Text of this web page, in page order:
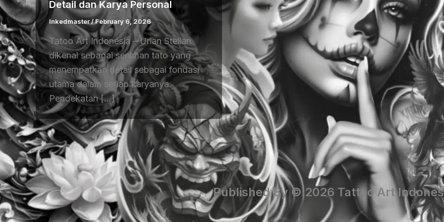
Detail dan Karya Personal
Inkedmaster/February 6, 2026
Tatoo Art Indonesia – Urian Stelian
dikenal sebagai seniman tato yang
menempatkan detail sebagai fondasi
utama dalam setiap karyanya.
Pendekatan […]
Published By © 2026 Tattoo Art